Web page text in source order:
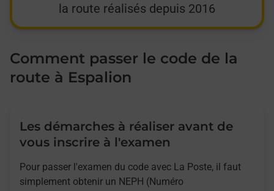
la route réalisés depuis 2016
Comment passer le code de la
route à Espalion
Les démarches à réaliser avant de
vous inscrire à l'examen
Pour passer l'examen du code avec La Poste, il faut
simplement obtenir un NEPH (Numéro